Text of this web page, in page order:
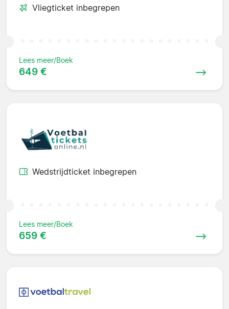
Vliegticket inbegrepen
Lees meer/Boek
649 €
Wedstrijdticket inbegrepen
Lees meer/Boek
659 €